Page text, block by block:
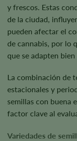
y frescos. Estas
de la ciudad,
pueden afectar el
de cannabis, por lo
que se adapten
La combinación de
estacionales y
semillas con buena
factor clave al
Variedades de